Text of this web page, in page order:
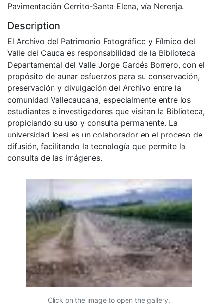
Pavimentación Cerrito-Santa Elena, vía Nerenja.
Description
El Archivo del Patrimonio Fotográfico y Fílmico del
Valle del Cauca es responsabilidad de la Biblioteca
Departamental del Valle Jorge Garcés Borrero, con el
propósito de aunar esfuerzos para su conservación,
preservación y divulgación del Archivo entre la
comunidad Vallecaucana, especialmente entre los
estudiantes e investigadores que visitan la Biblioteca,
propiciando su uso y consulta permanente. La
universidad Icesi es un colaborador en el proceso de
difusión, facilitando la tecnología que permite la
consulta de las imágenes.
Click on the image to open the gallery.